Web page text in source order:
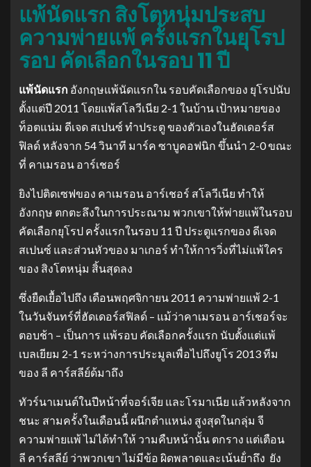
แพ้นัดแรก สิงโตหนุ่มประสบ
ความพ่ายแพ้ ครั้งแรกในยุโรป
รอบ คัดเลือกในรอบ 11 ปี
แพ้นัดแรก อังกฤษแพ้นัดแรกใน รอบคัดเลือกของ ยุโรปนับ
ตั้งแต่ปี 2011 โดยแพ้สโลวีเนีย 2-1 ในบ้าน เป้าหมายของ
ท็อตแน่ม ดีเจด สเปนซ์ ทําประตู ของตัวเองในฮัดเดอร์ส
ฟิลด์ หลังจาก 54 วินาที มาร์ค ซาบูคอฟนิก ขึ้นนํา 2-0 ขณะ
ที่ คาเมรอน อาร์เชอร์
ยิงไปติดเซฟของ คาเมรอน อาร์เชอร์ สโลวีเนีย ทําให้
อังกฤษ ตกตะลึงในการประณาม พวกเขาให้พ่ายแพ้ในรอบ
คัดเลือกยุโรป ครั้งแรกในรอบ 11 ปี ประตูแรกของ ดีเจด
สเปนซ์ และส่วนหัวของ มาเกอร์ ทําให้การวิ่งที่ไม่แพ้ใคร
ของ สิงโตหนุ่ม สิ้นสุดลง
ซึ่งยืดเยื้อไปถึง เดือนพฤศจิกายน 2011 ความพ่ายแพ้ 2-1
ในวันจันทร์ที่ฮัดเดอร์สฟิลด์ – แม้ว่าคาเมรอน อาร์เชอร์จะ
ตอบช้า – เป็นการ แพ้รอบ คัดเลือกครั้งแรก นับตั้งแต่แพ้
เบลเยียม 2-1 ระหว่างการประมูลเพื่อไปถึงยูโร 2013 ทีม
ของ ลี คาร์สลีย์ด้มาถึง
ทัวร์นาเมนต์ในปีหน้าที่จอร์เจีย และโรมาเนีย แล้วหลังจาก
ชนะ สามครั้งในเดือนนี้ ผนึกตําแหน่ง สูงสุดในกลุ่ม จี
ความพ่ายแพ้ ไม่ได้ทําให้ วามคืบหน้านั้น ตกราง แต่เตือน
ลี คาร์สลีย์ ว่าพวกเขา ไม่มีข้อ ผิดพลาดและเน้นย้ําถึง ยัง